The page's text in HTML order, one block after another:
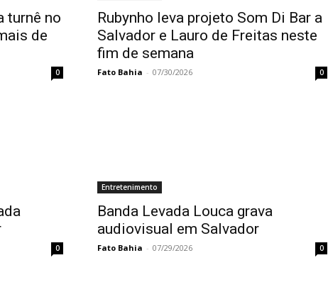
turnê no
de
0
Rubynho leva projeto Som Di Bar a
Salvador e Lauro de Freitas neste
fim de semana
Fato Bahia - 07/30/2026 0
0
Entretenimento
Banda Levada Louca grava
audiovisual em Salvador
Fato Bahia - 07/29/2026 0